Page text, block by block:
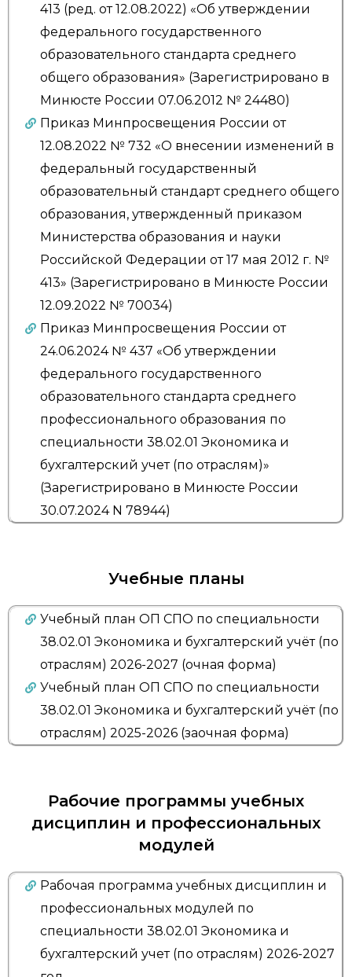
413 (ред. от 12.08.2022) «Об утверждении
федерального государственного
образовательного стандарта среднего
общего образования» (Зарегистрировано в
Минюсте России 07.06.2012 № 24480)
Приказ Минпросвещения России от
12.08.2022 № 732 «О внесении изменений в
федеральный государственный
образовательный стандарт среднего общего
образования, утвержденный приказом
Министерства образования и науки
Российской Федерации от 17 мая 2012 г. №
413» (Зарегистрировано в Минюсте России
12.09.2022 № 70034)
Приказ Минпросвещения России от
24.06.2024 № 437 «Об утверждении
федерального государственного
образовательного стандарта среднего
профессионального образования по
специальности 38.02.01 Экономика и
бухгалтерский учет (по отраслям)»
(Зарегистрировано в Минюсте России
30.07.2024 N 78944)
Учебные планы
Учебный план ОП СПО по специальности
38.02.01 Экономика и бухгалтерский учёт (по
отраслям) 2026-2027 (очная форма)
Учебный план ОП СПО по специальности
38.02.01 Экономика и бухгалтерский учёт (по
отраслям) 2025-2026 (заочная форма)
Рабочие программы учебных
дисциплин и профессиональных
модулей
Рабочая программа учебных дисциплин и
профессиональных модулей по
специальности 38.02.01 Экономика и
бухгалтерский учет (по отраслям) 2026-2027